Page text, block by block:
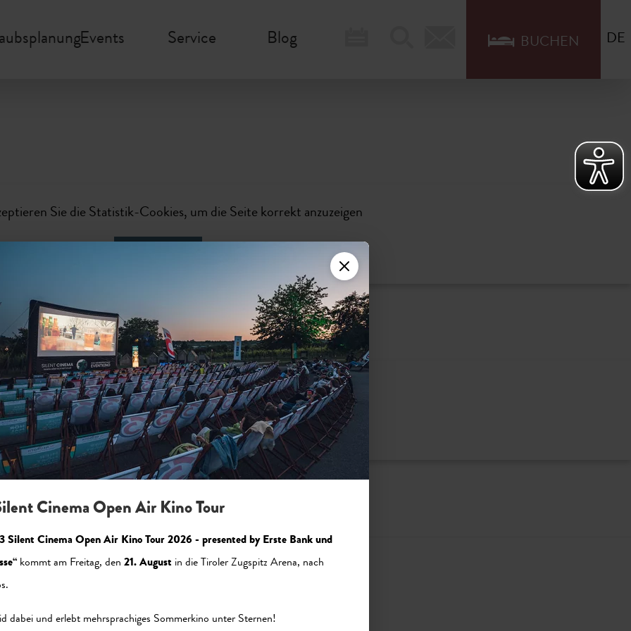
Events Service Blog BUCHEN DE
Sie die Statistik-Cookies, um die Seite korrekt anzuzeigen
Sie die Statistik-Cookies, um die Seite korrekt anzuzeigen
Jetzt aktivieren
Cinema Open Air Kino Tour
Silent Cinema Open Air Kino Tour 2026 - presented by Erste Bank und
kommt am Freitag, den 21. August in die Tiroler Zugspitz Arena, nach
dabei und erlebt mehrsprachiges Sommerkino unter Sternen!